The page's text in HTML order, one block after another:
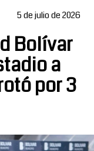
5 de julio de 2026
Bolívar
a
por 3